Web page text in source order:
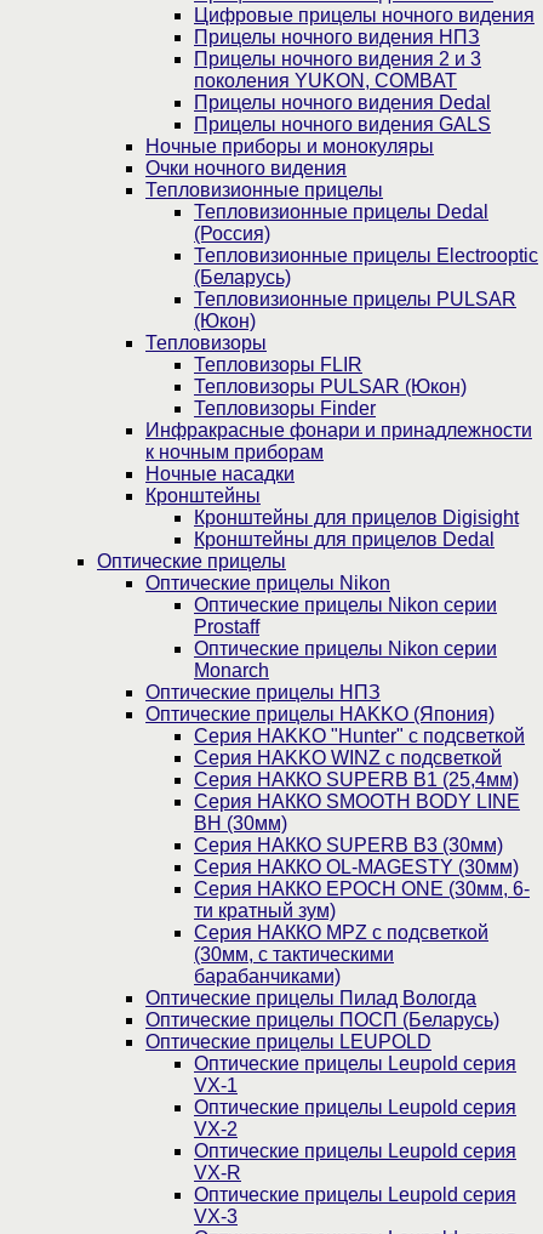
Цифровые прицелы ночного видения
Прицелы ночного видения НПЗ
Прицелы ночного видения 2 и 3
поколения YUKON, COMBAT
Прицелы ночного видения Dedal
Прицелы ночного видения GALS
Ночные приборы и монокуляры
Очки ночного видения
Тепловизионные прицелы
Тепловизионные прицелы Dedal
(Россия)
Тепловизионные прицелы Electrooptic
(Беларусь)
Тепловизионные прицелы PULSAR
(Юкон)
Тепловизоры
Тепловизоры FLIR
Тепловизоры PULSAR (Юкон)
Тепловизоры Finder
Инфракрасные фонари и принадлежности
к ночным приборам
Ночные насадки
Кронштейны
Кронштейны для прицелов Digisight
Кронштейны для прицелов Dedal
Оптические прицелы
Оптические прицелы Nikon
Оптические прицелы Nikon серии
Prostaff
Оптические прицелы Nikon серии
Monarch
Оптические прицелы НПЗ
Оптические прицелы HAKKO (Япония)
Cерия HAKKO "Hunter" с подсветкой
Серия НAKKO WINZ с подсветкой
Серия НАККО SUPERB B1 (25,4мм)
Серия НАККО SMOOTH BODY LINE
BH (30мм)
Серия НАККО SUPERB B3 (30мм)
Серия НАККО OL-MAGESTY (30мм)
Серия НАККО EPOCH ONE (30мм, 6-
ти кратный зум)
Серия НАККО MPZ с подсветкой
(30мм, c тактическими
барабанчиками)
Оптические прицелы Пилад Вологда
Оптические прицелы ПОСП (Беларусь)
Оптические прицелы LEUPOLD
Оптические прицелы Leupold серия
VX-1
Оптические прицелы Leupold серия
VX-2
Оптические прицелы Leupold серия
VX-R
Оптические прицелы Leupold серия
VX-3